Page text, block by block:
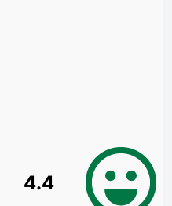
4.4